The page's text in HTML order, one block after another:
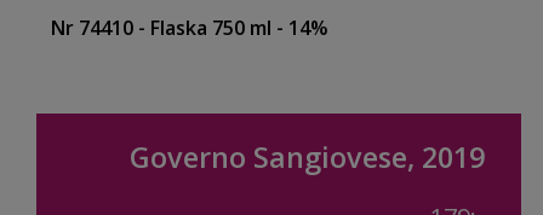
Nr 74410 - Flaska 750 ml - 14%
Governo Sangiovese, 2019